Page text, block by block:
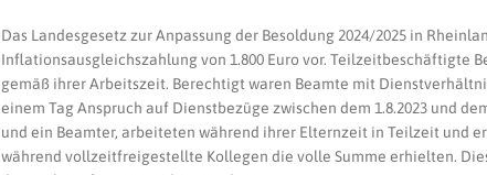
Das Landesgesetz zur Anpassung der Besoldung 2024/2025 in
Inflationsausgleichszahlung von 1.800 Euro vor. Teilzeitbeschäftigte
gemäß ihrer Arbeitszeit. Berechtigt waren Beamte mit
einem Tag Anspruch auf Dienstbezüge zwischen dem 1.8.2023 und
und ein Beamter, arbeiteten während ihrer Elternzeit in Teilzeit und
während vollzeitfreigestellte Kollegen die volle Summe erhielten.